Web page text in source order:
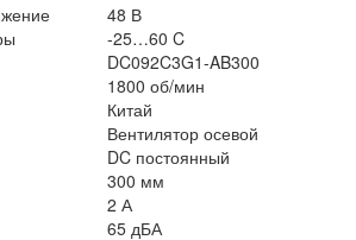
48 В
-25…60 C
DC092C3G1-AB300
1800 об/мин
Китай
Вентилятор осевой
DC постоянный
300 мм
2 А
65 дБА